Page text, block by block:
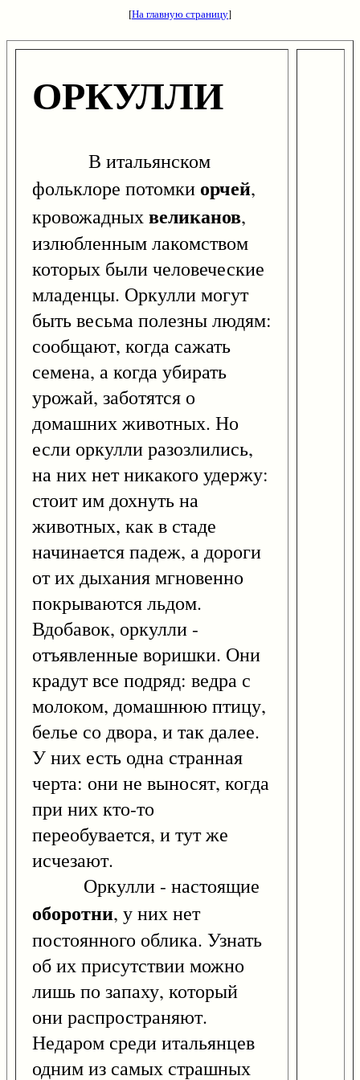
[На главную страницу]
ОРКУЛЛИ
В итальянском
фольклоре потомки орчей,
кровожадныхвеликанов,
излюбленным лакомством
которых были человеческие
младенцы. Оркулли могут
быть весьма полезны людям:
сообщают, когда сажать
семена, а когда убирать
урожай, заботятся о
домашних животных. Но
если оркулли разозлились,
на них нет никакого удержу:
стоит им дохнуть на
животных, как в стаде
начинается падеж, а дороги
от их дыхания мгновенно
покрываются льдом.
Вдобавок, оркулли -
отъявленные воришки. Они
крадут все подряд: ведра с
молоком, домашнюю птицу,
белье со двора, и так далее.
У них есть одна странная
черта: они не выносят, когда
при них кто-то
переобувается, и тут же
исчезают.
Оркулли - настоящие
оборотни, у них нет
постоянного облика. Узнать
об их присутствии можно
лишь по запаху, который
они распространяют.
Недаром среди итальянцев
одним из самых страшных